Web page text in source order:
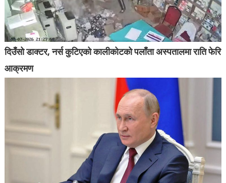
दिउँसो डाक्टर, नर्स कुटिएको कालीकोटको पलाँता अस्पतालमा राति फेरि
आक्रमण